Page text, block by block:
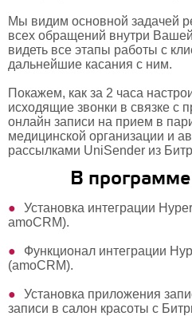
Мы видим основной задачей
всех обращений внутри
видеть все этапы работы с
дальнейшие касания с ним.
Покажем, как за 2 часа
исходящие звонки в связке с
онлайн записи на прием в
медицинской организации и
рассылками UniSender из
В
Установка интеграции
amoCRM).
Функционал интеграции
(amoCRM).
Установка приложения
записи в салон красоты с